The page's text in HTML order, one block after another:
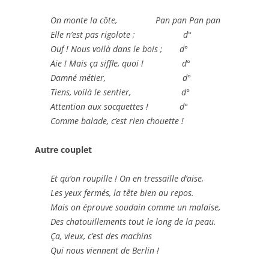
On monte la côte, Pan pan Pan pan
Elle n’est pas rigolote ; d°
Ouf ! Nous voilà dans le bois ; d°
Aïe ! Mais ça siffle, quoi ! d°
Damné métier, d°
Tiens, voilà le sentier, d°
Attention aux socquettes ! d°
Comme balade, c’est rien chouette !
Autre couplet
Et qu’on roupille ! On en tressaille d’aise,
Les yeux fermés, la tête bien au repos.
Mais on éprouve soudain comme un malaise,
Des chatouillements tout le long de la peau.
Ça, vieux, c’est des machins
Qui nous viennent de Berlin !